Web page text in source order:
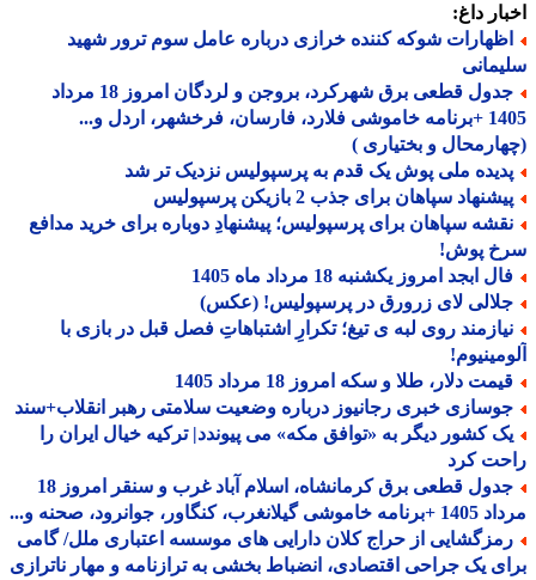
داغ:
شوکه کننده خرازی درباره عامل سوم ترور شهید
جدول قطعی برق شهرکرد، بروجن و لردگان امروز 18 مرداد
1405 +برنامه خاموشی فلارد، فارسان، فرخشهر، اردل و...
و بختیاری )
ملی پوش یک قدم به پرسپولیس نزدیک تر شد
سپاهان برای جذب 2 بازیکن پرسپولیس
سپاهان برای پرسپولیس؛ پیشنهادِ دوباره برای خرید مدافع
پوش!
ابجد امروز یکشنبه 18 مرداد ماه 1405
لای زرورق در پرسپولیس! (عکس)
روی لبه ی تیغ؛ تکرارِ اشتباهاتِ فصل قبل در بازی با
دلار، طلا و سکه امروز 18 مرداد 1405
خبری رجانیوز درباره وضعیت سلامتی رهبر انقلاب+سند
کشور دیگر به «توافق مکه» می پیوندد| ترکیه خیال ایران را
کرد
جدول قطعی برق کرمانشاه، اسلام آباد غرب و سنقر امروز 18
کنگاور، جوانرود، صحنه و...
از حراج کلان دارایی های موسسه اعتباری ملل/ گامی
یک جراحی اقتصادی، انضباط بخشی به ترازنامه و مهار ناترازی